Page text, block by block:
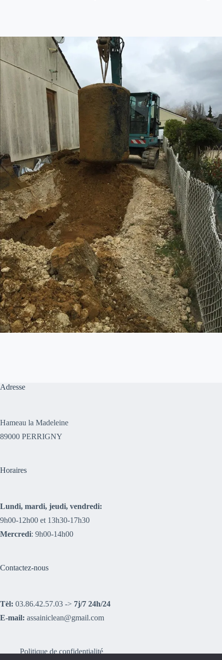
Adresse
Hameau la Madeleine
89000 PERRIGNY
Horaires
Lundi, mardi, jeudi, vendredi:
9h00-12h00 et 13h30-17h30
Mercredi: 9h00-14h00
Contactez-nous
Tèl: 03.86.42.57.03 -> 7j/7 24h/24
E-mail: assainiclean@gmail.com
Politique de confidentialité